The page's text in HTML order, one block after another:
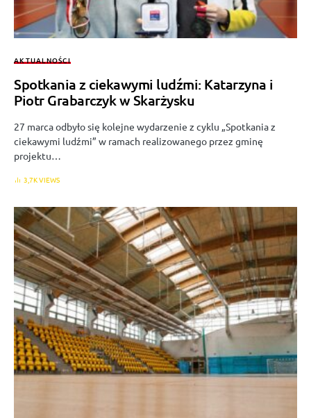
AKTUALNOŚCI
Spotkania z ciekawymi ludźmi: Katarzyna i
Piotr Grabarczyk w Skarżysku
27 marca odbyło się kolejne wydarzenie z cyklu „Spotkania z
ciekawymi ludźmi” w ramach realizowanego przez gminę
projektu…
3,7K VIEWS